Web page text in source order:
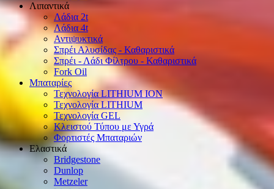
Λιπαντικά
Λάδια 2t
Λάδια 4t
Αντιψυκτικά
Σπρέι Αλυσίδας - Καθαριστικά
Σπρέι - Λάδι Φίλτρου - Καθαριστικά
Fork Oil
Μπαταρίες
Τεχνολογία LITHIUM ION
Τεχνολογία LITHIUM
Τεχνολογία GEL
Κλειστού Τύπου με Υγρά
Φορτιστές Μπαταριών
Ελαστικά
Bridgestone
Dunlop
Metzeler